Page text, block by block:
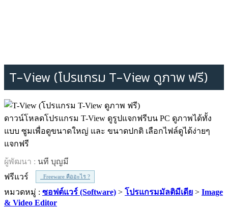
T-View (โปรแกรม T-View ดูภาพ ฟรี)
ดาวน์โหลดโปรแกรม T-View ดูรูปแจกฟรีบน PC ดูภาพได้ทั้ง
แบบ ซูมเพื่อดูขนาดใหญ่ และ ขนาดปกติ เลือกไฟล์ดูได้ง่ายๆ
แจกฟรี
ผู้พัฒนา : นที บุญมี
ฟรีแวร์
Freeware คืออะไร ?
หมวดหมู่ : ซอฟต์แวร์ (Software) > โปรแกรมมัลติมีเดีย > Image
& Video Editor